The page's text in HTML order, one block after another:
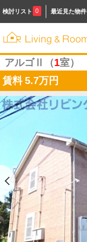
検討リスト 0 最近見た物件
アルゴⅡ（1室）
賃料 5.7万円